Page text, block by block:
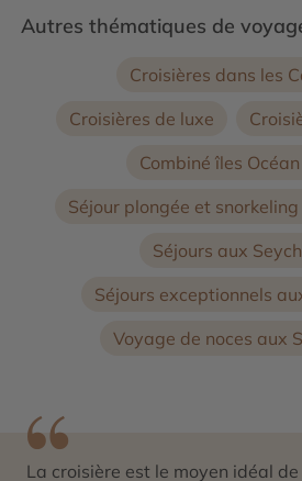
Autres thématiques de
Croisières dans les
Croisières de luxe
Combiné îles
Séjour plongée et
Séjours aux
Séjours exceptionnels
Voyage de noces aux
La croisière est le moyen idéal